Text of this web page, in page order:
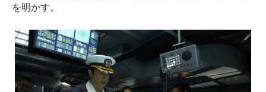
を明かす。